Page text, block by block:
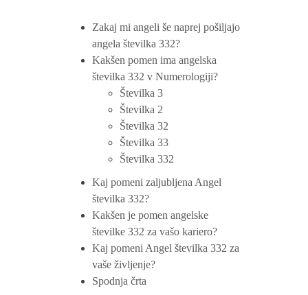
Zakaj mi angeli še naprej pošiljajo
angela številka 332?
Kakšen pomen ima angelska
številka 332 v Numerologiji?
Številka 3
Številka 2
Številka 32
Številka 33
Številka 332
Kaj pomeni zaljubljena Angel
številka 332?
Kakšen je pomen angelske
številke 332 za vašo kariero?
Kaj pomeni Angel številka 332 za
vaše življenje?
Spodnja črta